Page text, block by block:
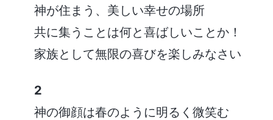
神が住まう、美しい幸せの場所
共に集うことは何と喜ばしいことか！
家族として無限の喜びを楽しみなさい
2
神の御顔は春のように明るく微笑む